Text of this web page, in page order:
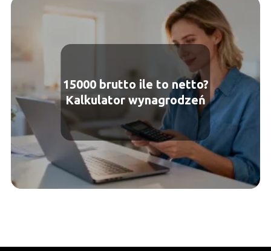
15000 brutto ile to netto?
Kalkulator wynagrodzeń